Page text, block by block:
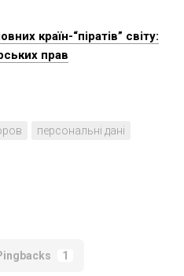
країн-“піратів” світу:
прав
персональні дані
1